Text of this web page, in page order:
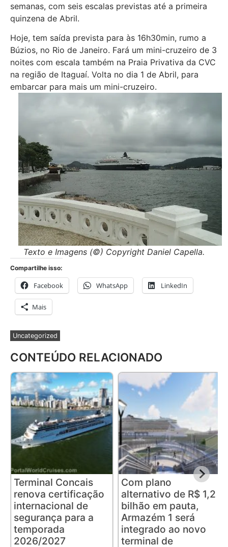
semanas, com seis escalas previstas até a primeira
quinzena de Abril.
Hoje, tem saída prevista para às 16h30min, rumo a
Búzios, no Rio de Janeiro. Fará um mini-cruzeiro de 3
noites com escala também na Praia Privativa da CVC
na região de Itaguaí. Volta no dia 1 de Abril, para
embarcar para mais um mini-cruzeiro.
Texto e Imagens (©) Copyright Daniel Capella.
Compartilhe isso:
Facebook WhatsApp LinkedIn
Mais
Uncategorized
CONTEÚDO RELACIONADO
Terminal Concais
renova certificação
internacional de
segurança para a
temporada
2026/2027
Com plano
alternativo de R$ 1,2
bilhão em pauta,
Armazém 1 será
integrado ao novo
terminal de